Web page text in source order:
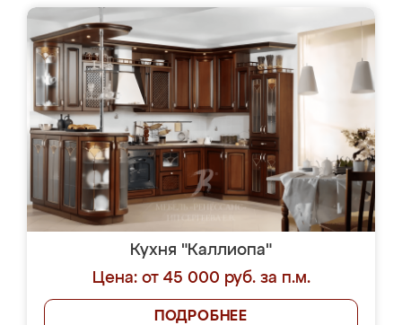
Кухня "Каллиопа"
Цена: от 45 000 руб. за п.м.
ПОДРОБНЕЕ